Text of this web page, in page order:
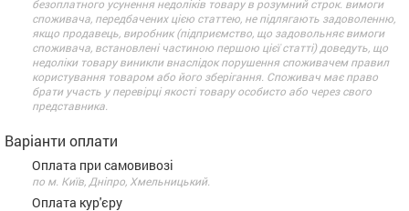
безоплатного усунення недоліків товару в розумний строк. вимоги
споживача, передбачених цією статтею, не підлягають задоволенню,
якщо продавець, виробник (підприємство, що задовольняє вимоги
споживача, встановлені частиною першою цієї статті) доведуть, що
недоліки товару виникли внаслідок порушення споживачем правил
користування товаром або його зберігання. Споживач має право
брати участь у перевірці якості товару особисто або через свого
представника.
Варіанти оплати
Оплата при самовивозі
по м. Київ, Дніпро, Хмельницький.
Оплата кур'єру